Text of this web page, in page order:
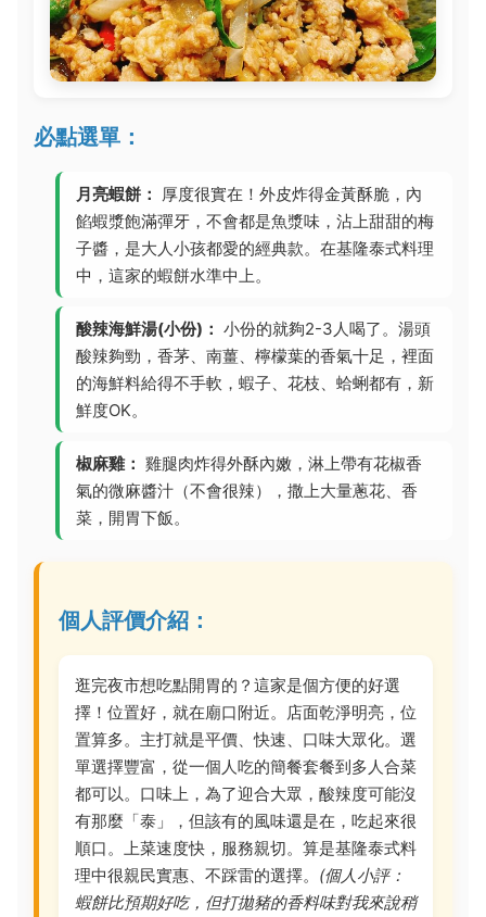
必點選單：
月亮蝦餅： 厚度很實在！外皮炸得金黃酥脆，內
餡蝦漿飽滿彈牙，不會都是魚漿味，沾上甜甜的梅
子醬，是大人小孩都愛的經典款。在基隆泰式料理
中，這家的蝦餅水準中上。
酸辣海鮮湯(小份)： 小份的就夠2-3人喝了。湯頭
酸辣夠勁，香茅、南薑、檸檬葉的香氣十足，裡面
的海鮮料給得不手軟，蝦子、花枝、蛤蜊都有，新
鮮度OK。
椒麻雞： 雞腿肉炸得外酥內嫩，淋上帶有花椒香
氣的微麻醬汁（不會很辣），撒上大量蔥花、香
菜，開胃下飯。
個人評價介紹：
逛完夜市想吃點開胃的？這家是個方便的好選
擇！位置好，就在廟口附近。店面乾淨明亮，位
置算多。主打就是平價、快速、口味大眾化。選
單選擇豐富，從一個人吃的簡餐套餐到多人合菜
都可以。口味上，為了迎合大眾，酸辣度可能沒
有那麼「泰」，但該有的風味還是在，吃起來很
順口。上菜速度快，服務親切。算是基隆泰式料
理中很親民實惠、不踩雷的選擇。 (個人小評：
蝦餅比預期好吃，但打拋豬的香料味對我來說稍